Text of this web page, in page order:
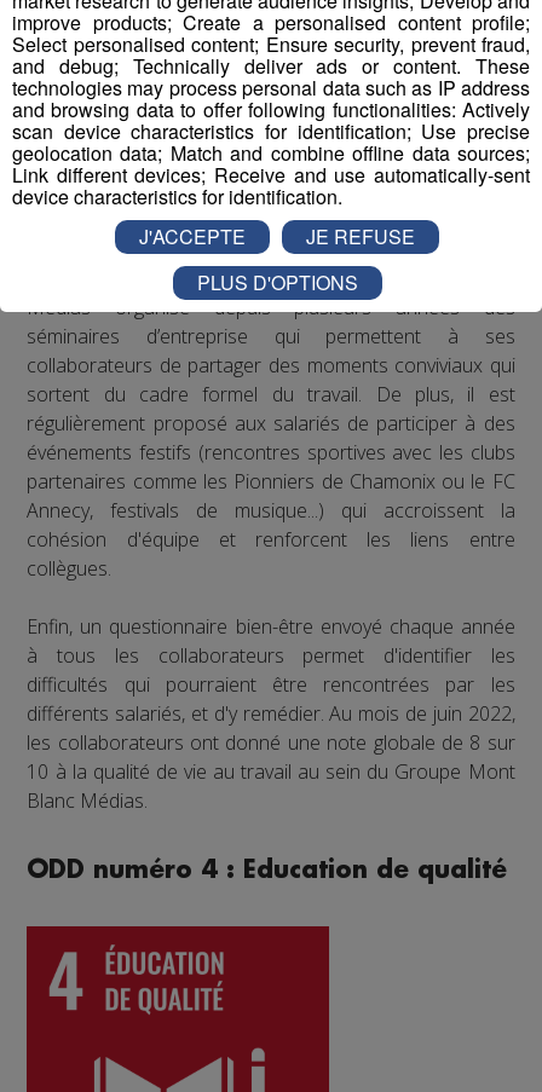
Les actions de Radio Mont Blanc
Concernant les troubles musculo-squelettiques, Radio
Mont Blanc s’est engagé à respecter les
recommandations de la médecine du travail en matière
de posture sur les postes de travail : des rehausseurs de
clavier ont été distribués aux salariés qui le souhaitaient.
Concernant le bien-être au travail, le Groupe Mont Blanc
Médias organise depuis plusieurs années des
séminaires d’entreprise qui permettent à ses
collaborateurs de partager des moments conviviaux qui
sortent du cadre formel du travail. De plus, il est
régulièrement proposé aux salariés de participer à des
événements festifs (rencontres sportives avec les clubs
partenaires comme les Pionniers de Chamonix ou le FC
Annecy, festivals de musique...) qui accroissent la
cohésion d'équipe et renforcent les liens entre
collègues.
Enfin, un questionnaire bien-être envoyé chaque année
à tous les collaborateurs permet d'identifier les
difficultés qui pourraient être rencontrées par les
différents salariés, et d'y remédier. Au mois de juin 2022,
les collaborateurs ont donné une note globale de 8 sur
10 à la qualité de vie au travail au sein du Groupe Mont
Blanc Médias.
ODD numéro 4 : Education de qualité
improve products; Create a personalised content profile;
Select personalised content; Ensure security, prevent fraud,
and debug; Technically deliver ads or content. These
technologies may process personal data such as IP address
and browsing data to offer following functionalities: Actively
scan device characteristics for identification; Use precise
geolocation data; Match and combine offline data sources;
Link different devices; Receive and use automatically-sent
device characteristics for identification.
J'ACCEPTE
JE REFUSE
PLUS D'OPTIONS